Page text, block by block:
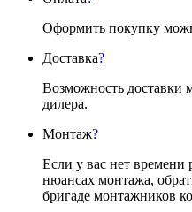
Оформить покупку
Доставка?
Возможность доставки
дилера.
Монтаж?
Если у вас нет времени
нюансах монтажа,
бригаде монтажников